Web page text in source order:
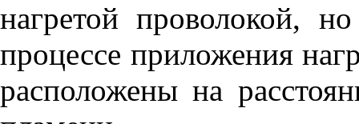
нагретой проволокой,
процессе приложения
расположены на